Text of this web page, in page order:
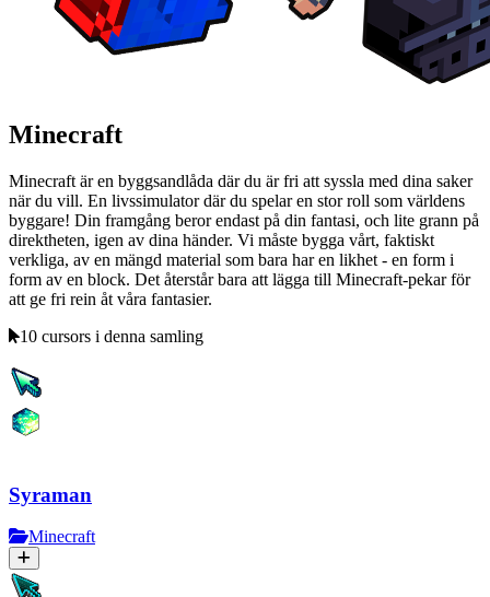
Minecraft
Minecraft är en byggsandlåda där du är fri att syssla med dina saker
när du vill. En livssimulator där du spelar en stor roll som världens
byggare! Din framgång beror endast på din fantasi, och lite grann på
direktheten, igen av dina händer. Vi måste bygga vårt, faktiskt
verkliga, av en mängd material som bara har en likhet - en form i
form av en block. Det återstår bara att lägga till Minecraft-pekar för
att ge fri rein åt våra fantasier.
10 cursors i denna samling
Syraman
Minecraft